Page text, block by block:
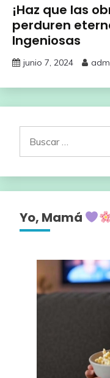
¡Haz que las
perduren
Ingeniosas
junio 7, 2024
Yo, Mamá